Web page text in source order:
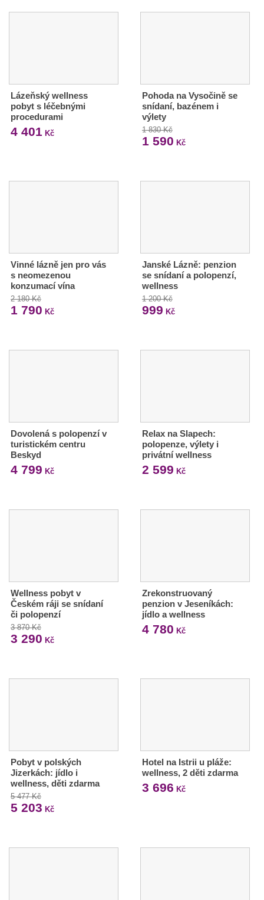
Lázeňský wellness
pobyt s léčebnými
procedurami
4 401 Kč
Pohoda na Vysočině se
snídaní, bazénem i
výlety
1 830 Kč
1 590 Kč
Vinné lázně jen pro vás
s neomezenou
konzumací vína
2 180 Kč
1 790 Kč
Janské Lázně: penzion
se snídaní a polopenzí,
wellness
1 200 Kč
999 Kč
Dovolená s polopenzí v
turistickém centru
Beskyd
4 799 Kč
Relax na Slapech:
polopenze, výlety i
privátní wellness
2 599 Kč
Wellness pobyt v
Českém ráji se snídaní
či polopenzí
3 870 Kč
3 290 Kč
Zrekonstruovaný
penzion v Jeseníkách:
jídlo a wellness
4 780 Kč
Pobyt v polských
Jizerkách: jídlo i
wellness, děti zdarma
5 477 Kč
5 203 Kč
Hotel na Istrii u pláže:
wellness, 2 děti zdarma
3 696 Kč